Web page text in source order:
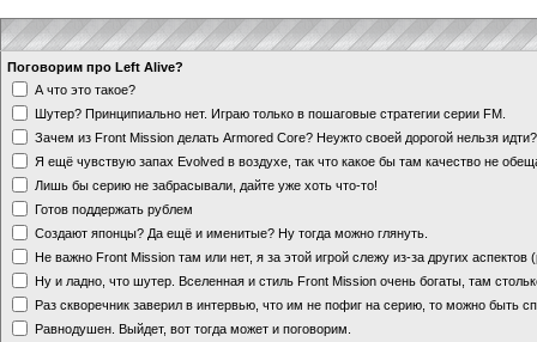
Поговорим про Left Alive?
А что это такое?
Шутер? Принципиально нет. Играю только в пошаговые стратегии серии FM.
Зачем из Front Mission делать Armored Core? Неужто своей дорогой нельзя
Я ещё чувствую запах Evolved в воздухе, так что какое бы там качество не
Лишь бы серию не забрасывали, дайте уже хоть что-то!
Готов поддержать рублем
Создают японцы? Да ещё и именитые? Ну тогда можно глянуть.
Не важно Front Mission там или нет, я за этой игрой слежу из-за других аспектов
Ну и ладно, что шутер. Вселенная и стиль Front Mission очень богаты, там
Раз скворечник заверил в интервью, что им не пофиг на серию, то можно быть
Равнодушен. Выйдет, вот тогда может и поговорим.